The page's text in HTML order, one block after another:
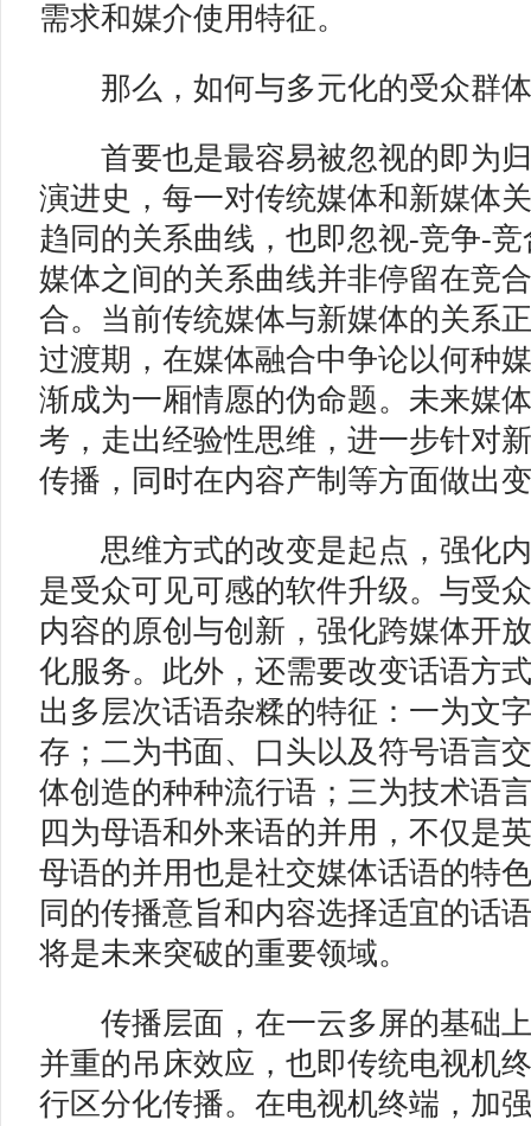
需求和媒介使用特征。
那么，如何与多元化的受众群
首要也是最容易被忽视的即为归
演进史，每一对传统媒体和新媒体
趋同的关系曲线，也即忽视-竞争-
媒体之间的关系曲线并非停留在竞
合。当前传统媒体与新媒体的关系
过渡期，在媒体融合中争论以何种
渐成为一厢情愿的伪命题。未来媒
考，走出经验性思维，进一步针对
传播，同时在内容产制等方面做出
思维方式的改变是起点，强化内
是受众可见可感的软件升级。与受
内容的原创与创新，强化跨媒体开
化服务。此外，还需要改变话语方
出多层次话语杂糅的特征：一为文
存；二为书面、口头以及符号语言
体创造的种种流行语；三为技术语
四为母语和外来语的并用，不仅是
母语的并用也是社交媒体话语的特
同的传播意旨和内容选择适宜的话
将是未来突破的重要领域。
传播层面，在一云多屏的基础上
并重的吊床效应，也即传统电视机
行区分化传播。在电视机终端，加